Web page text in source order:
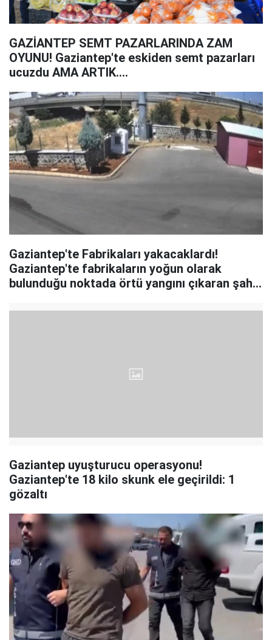
GAZİANTEP SEMT PAZARLARINDA ZAM
OYUNU! Gaziantep'te eskiden semt pazarları
ucuzdu AMA ARTIK....
Gaziantep'te Fabrikaları yakacaklardı!
Gaziantep'te fabrikaların yoğun olarak
bulunduğu noktada örtü yangını çıkaran şahıs
Gaziantep uyuşturucu operasyonu!
Gaziantep'te 18 kilo skunk ele geçirildi: 1
gözaltı